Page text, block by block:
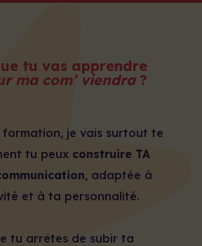
tu vas apprendre
ma com’ viendra?
formation, je vais surtout te
tu peuxconstruire TA
, adaptée à
et à ta personnalité.
tu arrêtes de subir ta